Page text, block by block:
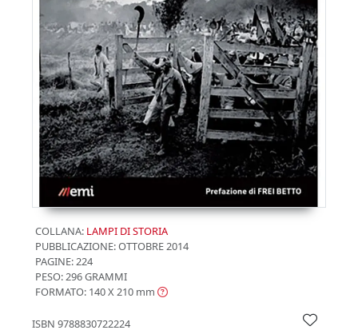
COLLANA: LAMPI DI STORIA
PUBBLICAZIONE:OTTOBRE 2014
PAGINE: 224
PESO: 296 GRAMMI
FORMATO: 140 X 210 mm
ISBN 9788830722224